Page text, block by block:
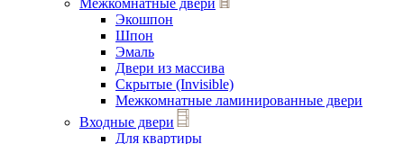
Межкомнатные двери
Экошпон
Шпон
Эмаль
Двери из массива
Скрытые (Invisible)
Межкомнатные ламинированные двери
Входные двери
Для квартиры